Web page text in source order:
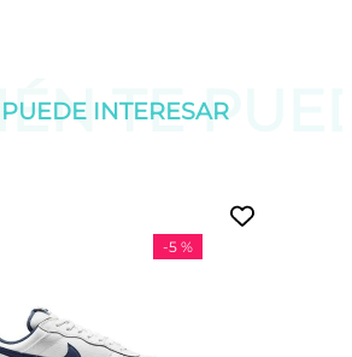
TE
INTERESAR
-5 %